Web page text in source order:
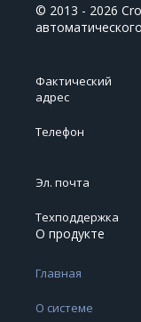
© 2013 - 2026
Фактический
адрес
Телефон
Эл. почта
Техподдержка
О продукте
Главная
О системе